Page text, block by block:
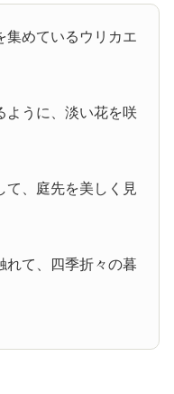
集めているウリカエ
ように、淡い花を咲
て、庭先を美しく見
れて、四季折々の暮